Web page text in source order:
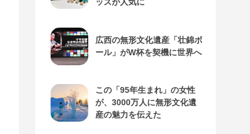
ッズが人気に
広西の無形文化遺産「壮錦ボ
ール」がW杯を契機に世界へ
この「95年生まれ」の女性
が、3000万人に無形文化遺
産の魅力を伝えた